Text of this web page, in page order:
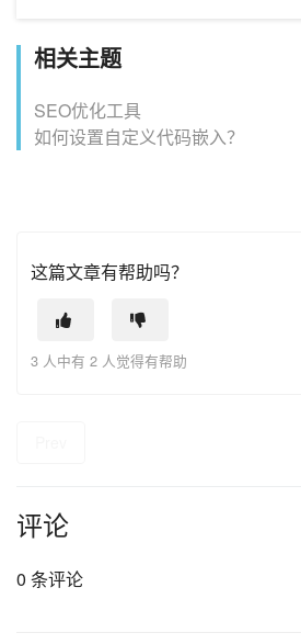
相关主题
SEO优化工具
如何设置自定义代码嵌入？
这篇文章有帮助吗？
3 人中有 2 人觉得有帮助
评论
0 条评论